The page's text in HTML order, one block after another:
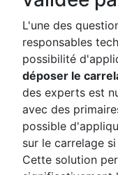
L'une des
responsables
possibilité
déposer le
des experts est
avec des
possible
sur le carrelage
Cette solution